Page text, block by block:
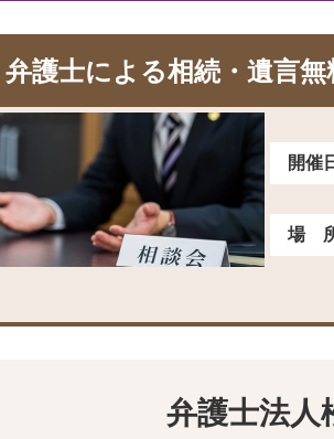
弁護士による相続・遺言無
開催
場
弁護士法人